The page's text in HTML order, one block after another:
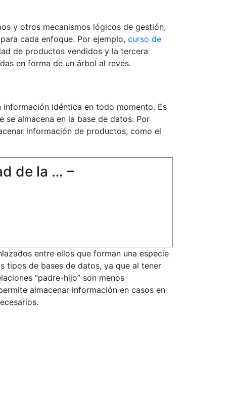
y otros mecanismos lógicos de gestión,
cada enfoque. Por ejemplo, curso de
de productos vendidos y la tercera
en forma de un árbol al revés.
idéntica en todo momento. Es
almacena en la base de datos. Por
información de productos, como el
de la … –
entre ellos que forman una especie
tipos de bases de datos, ya que al tener
“padre-hijo” son menos
almacenar información en casos en